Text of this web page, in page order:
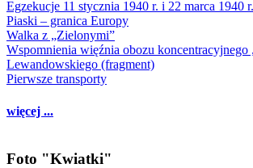
Egzekucje 11 stycznia 1940 r. i 22 marca 1940 r.
Piaski – granica Europy
Walka z „Zielonymi”
Wspomnienia więźnia obozu koncentracyjnego
Lewandowskiego (fragment)
Pierwsze transporty
więcej ...
Foto "Kwiatki"